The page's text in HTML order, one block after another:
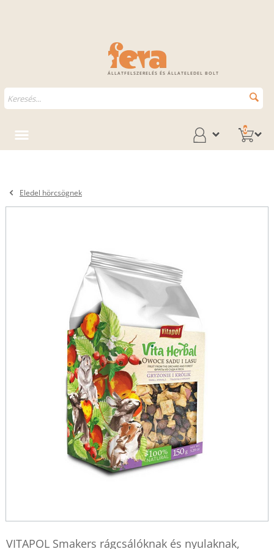
ÁLLATFELSZERELÉS ÉS ÁLLATELEDEL BOLT
0
Eledel hörcsögnek
VITAPOL Smakers rágcsálóknak és nyulaknak,